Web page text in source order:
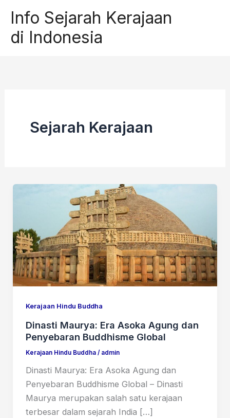
content
Info Sejarah Kerajaan
di Indonesia
Sejarah Kerajaan
Kerajaan Hindu Buddha
Dinasti Maurya: Era Asoka Agung dan
Penyebaran Buddhisme Global
Kerajaan Hindu Buddha/ admin
Dinasti Maurya: Era Asoka Agung dan
Penyebaran Buddhisme Global – Dinasti
Maurya merupakan salah satu kerajaan
terbesar dalam sejarah India […]